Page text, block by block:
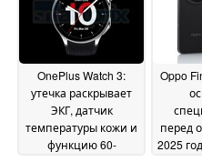
2025
OnePlus Watch 3:
утечка раскрывает
ЭКГ, датчик
температуры кожи и
функцию 60-
Oppo
перед
2025